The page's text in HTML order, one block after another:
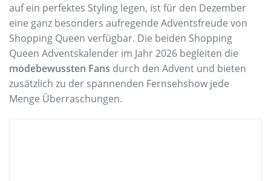
auf ein perfektes Styling legen, ist für den Dezember
eine ganz besonders aufregende Adventsfreude von
Shopping Queen verfügbar. Die beiden Shopping
Queen Adventskalender im Jahr 2026 begleiten die
modebewussten Fans durch den Advent und bieten
zusätzlich zu der spannenden Fernsehshow jede
Menge Überraschungen.